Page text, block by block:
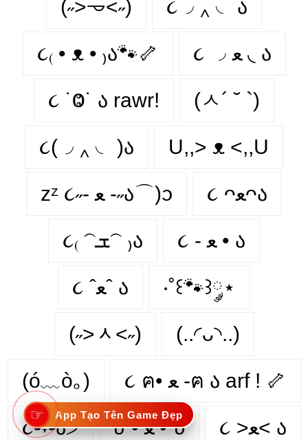
(˶˃𐃷˂˶) ૮◞ ‸ ◟ ა
૮₍ • ᴥ • ₎ა🐾🦴 ૮ ◞ ﻌ ◟ ა
૮ ˙Ⱉ˙ ა rawr! (ㅅ´ ˘ `)
૮(◞ ‸ ◟ )ა U,,> ᴥ <,,U
zᶻ ૮˶- ﻌ -˶ა⌒)ᦱ ૮ ᴖﻌᴖა
૮₍ 𝁽ܫ𝁽 ₎ა ૮ - ﻌ • ა⁩
૮ ˆﻌˆ ა ‧˚꒰🐾꒱༘⋆
(˶˃ᆺ˂˶) (..◜ᴗ◝..)
(ó﹏ò｡) ૮ ฅ• ﻌ -ฅ ა arf ! 🦴
૮֊˕֊ა੭ υ´• ﻌ •`υ ૮ >ﻌ< ა
☞ App Tạo Tên Game Đẹp